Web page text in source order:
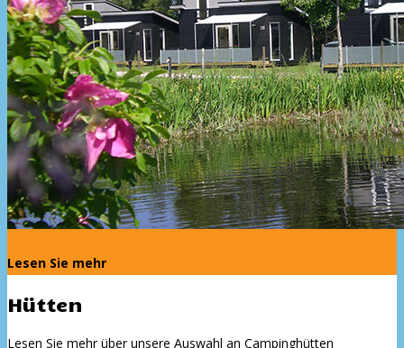
Lesen Sie mehr
Hütten
Lesen Sie mehr über unsere Auswahl an Campinghütten